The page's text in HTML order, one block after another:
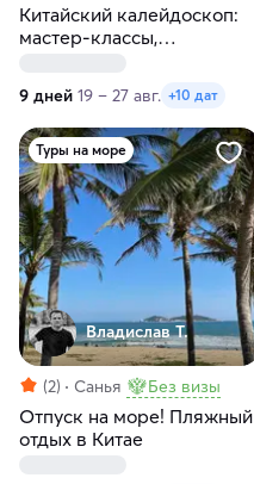
Китайский калейдоскоп:
мастер-классы,
пейзажи
9 дней 19 – 27 авг. +10 дат
Туры на море
Владислав Т.
(2) Санья Без визы
Отпуск на море! Пляжный
отдых в Китае